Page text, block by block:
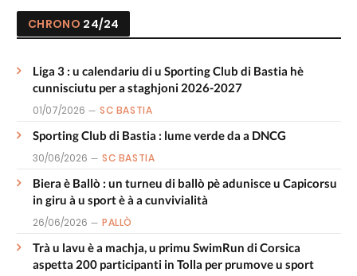
CHRONO 24/24
Liga 3 : u calendariu di u Sporting Club di Bastia hè
cunnisciutu per a staghjoni 2026-2027
01/07/2026 SC BASTIA
Sporting Club di Bastia : lume verde da a DNCG
30/06/2026 SC BASTIA
Biera è Ballò : un turneu di ballò pè adunisce u Capicorsu
in giru à u sport è à a cunvivialità
26/06/2026 PALLÒ
Trà u lavu è a machja, u primu SwimRun di Corsica
aspetta 200 participanti in Tolla per prumove u sport